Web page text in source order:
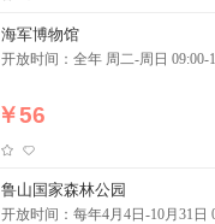
海军博物馆
开放时间：全年 周二-周日 09:00-
￥56
鲁山国家森林公园
开放时间：每年4月4日-10月31日